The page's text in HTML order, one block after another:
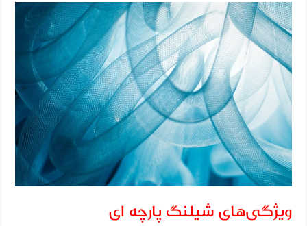
ویژگی‌های شیلنگ پارچه ای